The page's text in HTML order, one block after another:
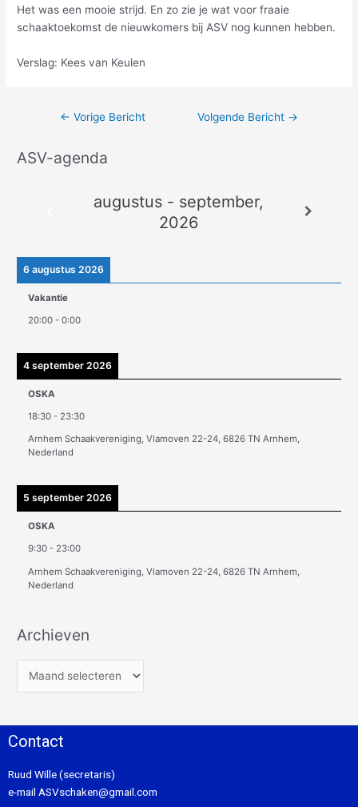
Het was een mooie strijd. En zo zie je wat voor fraaie
schaaktoekomst de nieuwkomers bij ASV nog kunnen hebben.
Verslag: Kees van Keulen
← Vorige Bericht Volgende Bericht →
ASV-agenda
augustus - september,
2026
6 augustus 2026
Vakantie
20:00 -0:00
4 september 2026
OSKA
18:30 - 23:30
Arnhem Schaakvereniging, Vlamoven 22-24, 6826 TN Arnhem,
Nederland
5 september 2026
OSKA
9:30 - 23:00
Arnhem Schaakvereniging, Vlamoven 22-24, 6826 TN Arnhem,
Nederland
Archieven
A
Contact
Ruud Wille (secretaris)
e-mail ASVschaken@gmail.com